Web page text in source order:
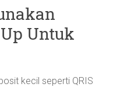
Untuk
kecil seperti QRIS